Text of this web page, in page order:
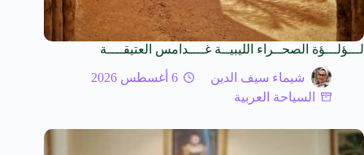
لـــؤلـــؤة الصحــراء الليبيــة غــــدامس العتيقــــة
شيماء سيف الدين
6 أغسطس 2026
السياحة العربية